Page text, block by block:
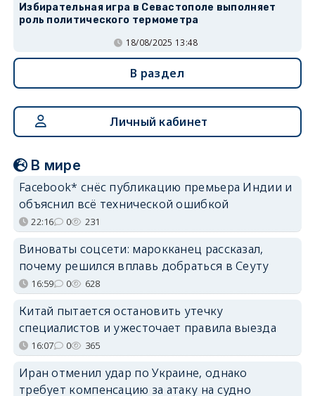
Избирательная игра в Севастополе выполняет
роль политического термометра
18/08/2025 13:48
В раздел
Личный кабинет
В мире
Facebook* снёс публикацию премьера Индии и
объяснил всё технической ошибкой
22:16 0 231
Виноваты соцсети: марокканец рассказал,
почему решился вплавь добраться в Сеуту
16:59 0 628
Китай пытается остановить утечку
специалистов и ужесточает правила выезда
16:07 0 365
Иран отменил удар по Украине, однако
требует компенсацию за атаку на судно